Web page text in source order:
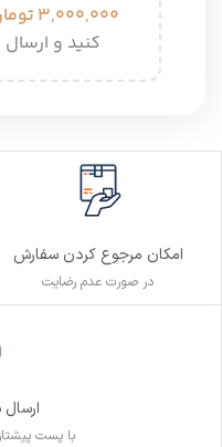
۳,۰۰۰,۰۰۰
کنید و
امکان مرجوع کردن سفارش
در صورت عدم رضایت
با پست